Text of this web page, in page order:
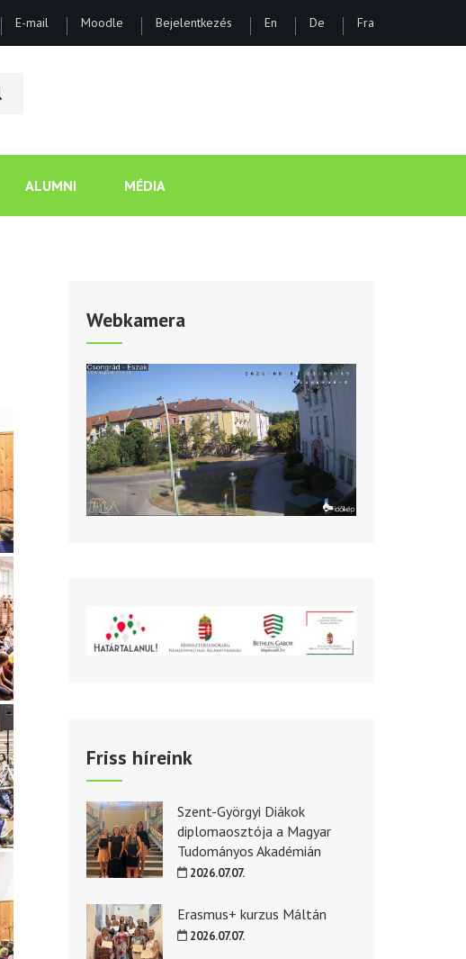
E-mail Moodle Bejelentkezés En De Fra
ALUMNI MÉDIA
Webkamera
Friss híreink
Szent-Györgyi Diákok
diplomaosztója a Magyar
Tudományos Akadémián
2026.07.07.
Erasmus+ kurzus Máltán
2026.07.07.